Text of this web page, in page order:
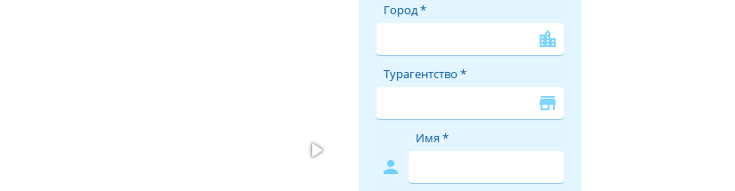
Город *
location_city
Турагентство *
store
person
Имя *